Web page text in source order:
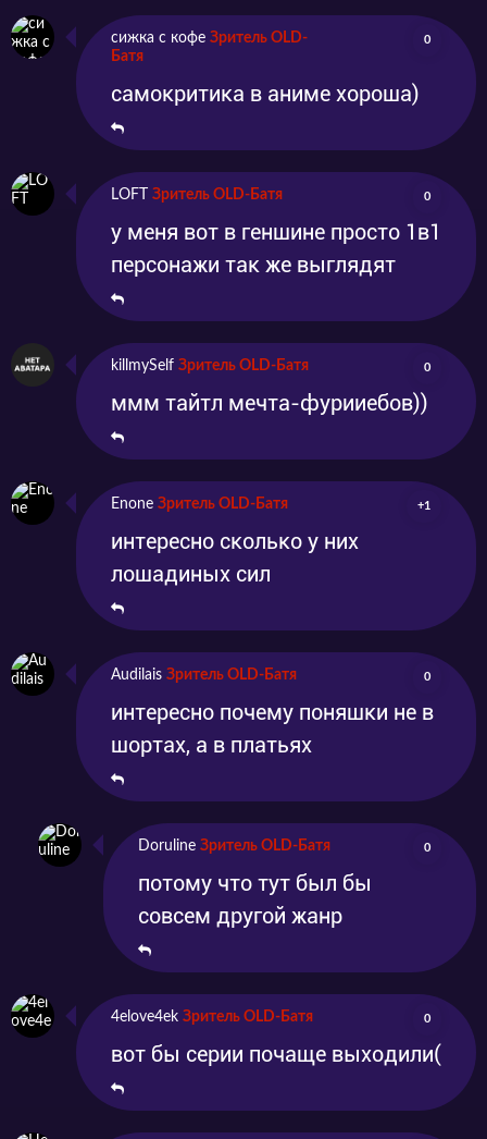
сижка с кофе Зритель OLD-
Батя
0
самокритика в аниме хороша)
LOFT Зритель OLD-Батя 0
у меня вот в геншине просто 1в1
персонажи так же выглядят
killmySelf Зритель OLD-Батя 0
ммм тайтл мечта-фурииебов))
Enone Зритель OLD-Батя +1
интересно сколько у них
лошадиных сил
Audilais Зритель OLD-Батя 0
интересно почему поняшки не в
шортах, а в платьях
Doruline Зритель OLD-Батя 0
потому что тут был бы
совсем другой жанр
4elove4ek Зритель OLD-Батя 0
вот бы серии почаще выходили(